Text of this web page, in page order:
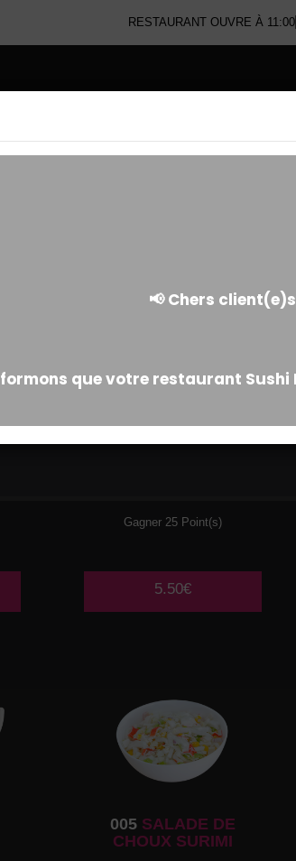
RESTAURANT OUVRE À 11:00
Gagner 25 Point(s)
5.50€
005 SALADE DE
CHOUX SURIMI